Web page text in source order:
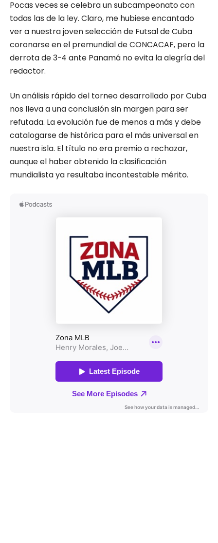
Pocas veces se celebra un subcampeonato con
todas las de la ley. Claro, me hubiese encantado
ver a nuestra joven selección de Futsal de Cuba
coronarse en el premundial de CONCACAF, pero la
derrota de 3-4 ante Panamá no evita la alegría del
redactor.
Un análisis rápido del torneo desarrollado por Cuba
nos lleva a una conclusión sin margen para ser
refutada. La evolución fue de menos a más y debe
catalogarse de histórica para el más universal en
nuestra isla. El título no era premio a rechazar,
aunque el haber obtenido la clasificación
mundialista ya resultaba incontestable mérito.